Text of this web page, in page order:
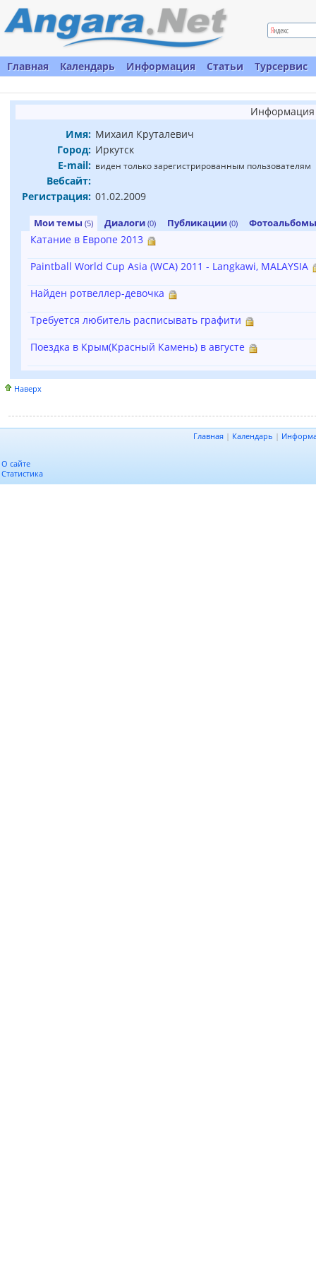
Главная Календарь Информация Статьи Турсервис
Информация
Имя: Михаил Круталевич
Город: Иркутск
E-mail: виден только зарегистрированным пользователям
Вебсайт:
Регистрация: 01.02.2009
Мои темы (5) Диалоги (0) Публикации (0)
Катание в Европе 2013
Paintball World Cup Asia (WCA) 2011 - Langkawi, MALAYSIA
Найден ротвеллер-девочка
Требуется любитель расписывать графити
Поездка в Крым(Красный Камень) в августе
Наверх
Главная | Календарь |
О сайте
Статистика